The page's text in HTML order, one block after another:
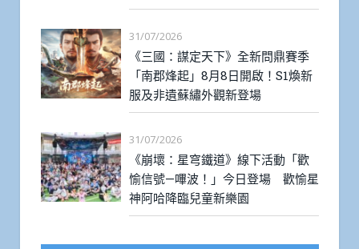
31/07/2026
《三國：謀定天下》全新問鼎賽季
「南郡烽起」8月8日開啟！S1煥新
服及非遺蘇繡外觀新登場
31/07/2026
《崩壞：星穹鐵道》線下活動「歡
愉信號—嗶波！」今日登場 歡愉星
神阿哈降臨兒童新樂園